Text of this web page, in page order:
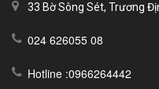
33 Bờ Sông Sét, Trương
024 626055 08
Hotline :0966264442